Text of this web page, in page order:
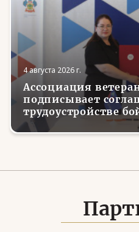
4 августа 2026 г.
Ассоциация
подписывает
трудоустройстве
занятости в